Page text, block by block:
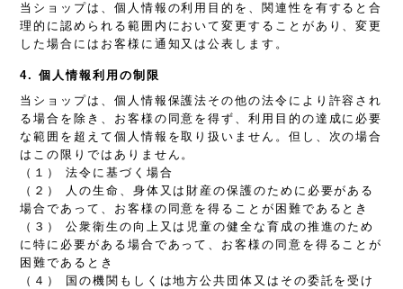
当ショップは、個人情報の利用目的を、関連性を有すると合
理的に認められる範囲内において変更することがあり、変更
した場合にはお客様に通知又は公表します。
4. 個人情報利用の制限
当ショップは、個人情報保護法その他の法令により許容され
る場合を除き、お客様の同意を得ず、利用目的の達成に必要
な範囲を超えて個人情報を取り扱いません。但し、次の場合
はこの限りではありません。
（１） 法令に基づく場合
（２） 人の生命、身体又は財産の保護のために必要がある
場合であって、お客様の同意を得ることが困難であるとき
（３） 公衆衛生の向上又は児童の健全な育成の推進のため
に特に必要がある場合であって、お客様の同意を得ることが
困難であるとき
（４） 国の機関もしくは地方公共団体又はその委託を受け